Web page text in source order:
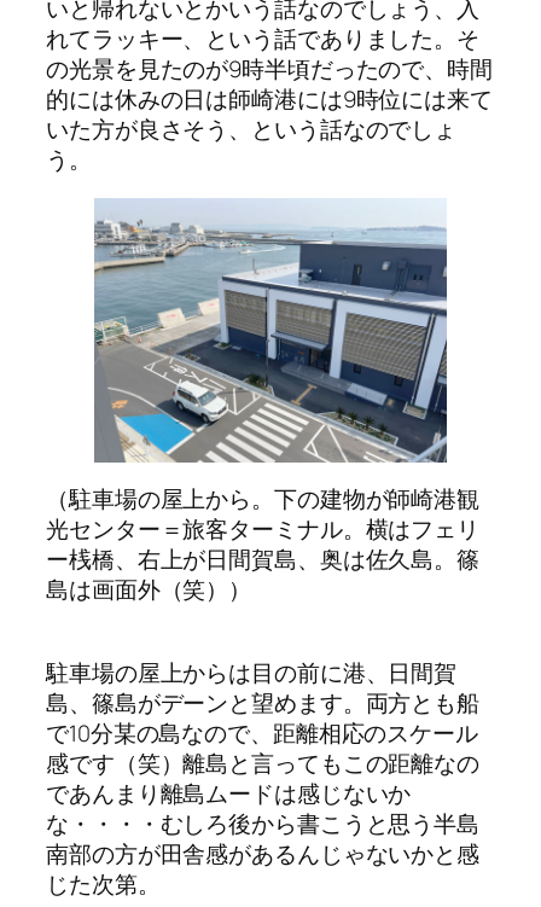
いと帰れないとかいう話なのでしょう、入
れてラッキー、という話でありました。そ
の光景を見たのが9時半頃だったので、時間
的には休みの日は師崎港には9時位には来て
いた方が良さそう、という話なのでしょ
う。
（駐車場の屋上から。下の建物が師崎港観
光センター＝旅客ターミナル。横はフェリ
ー桟橋、右上が日間賀島、奥は佐久島。篠
島は画面外（笑））
駐車場の屋上からは目の前に港、日間賀
島、篠島がデーンと望めます。両方とも船
で10分某の島なので、距離相応のスケール
感です（笑）離島と言ってもこの距離なの
であんまり離島ムードは感じないか
な・・・・むしろ後から書こうと思う半島
南部の方が田舎感があるんじゃないかと感
じた次第。